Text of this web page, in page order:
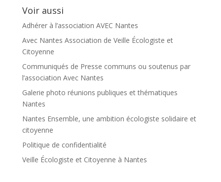
catégorie
Voir aussi
Adhérer à l’association AVEC Nantes
Avec Nantes Association de Veille Écologiste et
Citoyenne
Communiqués de Presse communs ou soutenus par
l’association Avec Nantes
Galerie photo réunions publiques et thématiques
Nantes
Nantes Ensemble, une ambition écologiste solidaire et
citoyenne
Politique de confidentialité
Veille Écologiste et Citoyenne à Nantes